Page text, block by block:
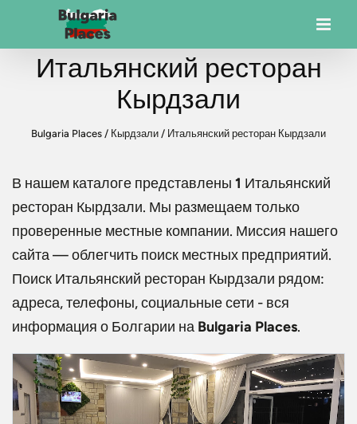
Итальянский ресторан
Кырдзали
Bulgaria Places / Кырдзали / Итальянский ресторан Кырдзали
В нашем каталоге представлены 1 Итальянский
ресторан Кырдзали. Мы размещаем только
проверенные местные компании. Миссия нашего
сайта — облегчить поиск местных предприятий.
Поиск Итальянский ресторан Кырдзали рядом:
адреса, телефоны, социальные сети - вся
информация о Болгарии на Bulgaria Places.